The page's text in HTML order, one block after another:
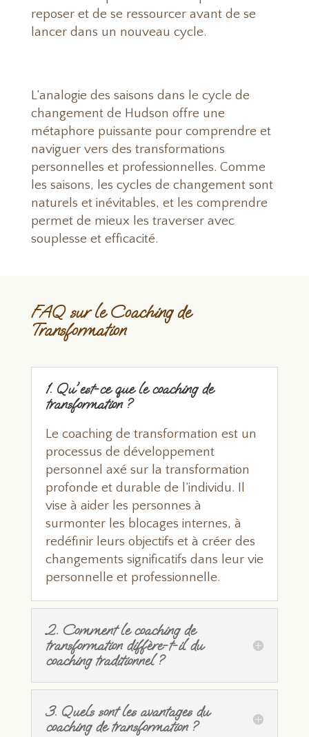
reposer et de se ressourcer avant de se
lancer dans un nouveau cycle.
L’analogie des saisons dans le cycle de
changement de Hudson offre une
métaphore puissante pour comprendre et
naviguer vers des transformations
personnelles et professionnelles. Comme
les saisons, les cycles de changement sont
naturels et inévitables, et les comprendre
permet de mieux les traverser avec
souplesse et efficacité.
FAQ sur le Coaching de
Transformation
1. Qu'est-ce que le coaching de
transformation ?
Le coaching de transformation est un
processus de développement
personnel axé sur la transformation
profonde et durable de l’individu. Il
vise à aider les personnes à
surmonter les blocages internes, à
redéfinir leurs objectifs et à créer des
changements significatifs dans leur vie
personnelle et professionnelle.
2. Comment le coaching de
transformation diffère-t-il du
coaching traditionnel ?
3. Quels sont les avantages du
coaching de transformation ?